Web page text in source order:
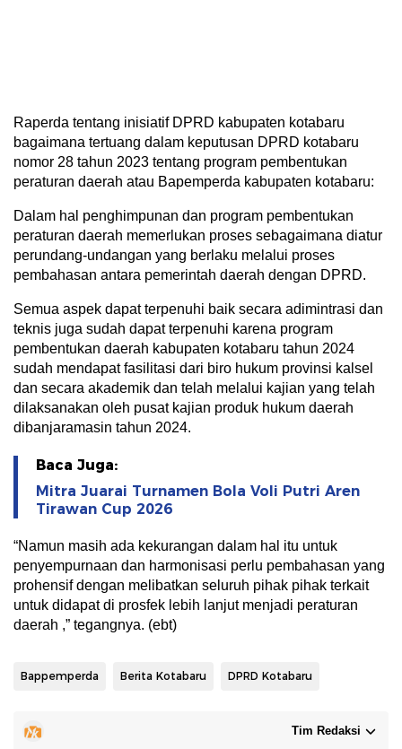
Raperda tentang inisiatif DPRD kabupaten kotabaru
bagaimana tertuang dalam keputusan DPRD kotabaru
nomor 28 tahun 2023 tentang program pembentukan
peraturan daerah atau Bapemperda kabupaten kotabaru:
Dalam hal penghimpunan dan program pembentukan
peraturan daerah memerlukan proses sebagaimana diatur
perundang-undangan yang berlaku melalui proses
pembahasan antara pemerintah daerah dengan DPRD.
Semua aspek dapat terpenuhi baik secara adimintrasi dan
teknis juga sudah dapat terpenuhi karena program
pembentukan daerah kabupaten kotabaru tahun 2024
sudah mendapat fasilitasi dari biro hukum provinsi kalsel
dan secara akademik dan telah melalui kajian yang telah
dilaksanakan oleh pusat kajian produk hukum daerah
dibanjaramasin tahun 2024.
Baca Juga:
Mitra Juarai Turnamen Bola Voli Putri Aren
Tirawan Cup 2026
“Namun masih ada kekurangan dalam hal itu untuk
penyempurnaan dan harmonisasi perlu pembahasan yang
prohensif dengan melibatkan seluruh pihak pihak terkait
untuk didapat di prosfek lebih lanjut menjadi peraturan
daerah ,” tegangnya. (ebt)
Bappemperda Berita Kotabaru DPRD Kotabaru
Tim Redaksi